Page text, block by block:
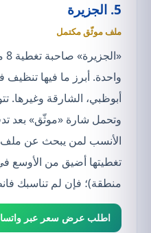
5. الجزيرة
ملف موثّق مكتمل
واحدة. أبرز ما فيها
أبوظبي، الشارقة وغيرها.
وتحمل شارة «موثّق» بعد
الأنسب لمن يبحث عن
منطقة)؛ فإن لم تناسبك
اطلب عرض سعر عبر